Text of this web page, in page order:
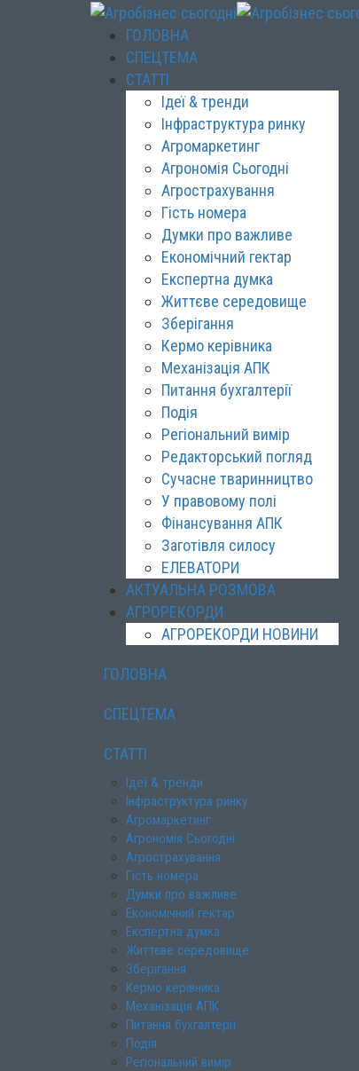
ГОЛОВНА
СПЕЦТЕМА
СТАТТІ
Ідеї & тренди
Інфраструктура ринку
Агромаркетинг
Агрономія Сьогодні
Агрострахування
Гість номера
Думки про важливе
Економічний гектар
Експертна думка
Життєве середовище
Зберігання
Кермо керівника
Механізація АПК
Питання бухгалтерії
Подія
Регіональний вимір
Редакторський погляд
Сучасне тваринництво
У правовому полі
Фінансування АПК
Заготівля силосу
ЕЛЕВАТОРИ
АКТУАЛЬНА РОЗМОВА
АГРОРЕКОРДИ
АГРОРЕКОРДИ НОВИНИ
ГОЛОВНА
СПЕЦТЕМА
СТАТТІ
Ідеї & тренди
Інфраструктура ринку
Агромаркетинг
Агрономія Сьогодні
Агрострахування
Гість номера
Думки про важливе
Економічний гектар
Експертна думка
Життєве середовище
Зберігання
Кермо керівника
Механізація АПК
Питання бухгалтерії
Подія
Регіональний вимір